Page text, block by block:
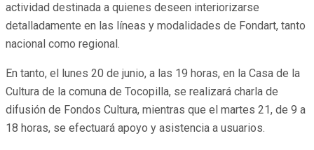
actividad destinada a quienes deseen interiorizarse
detalladamente en las líneas y modalidades de Fondart, tanto
nacional como regional.
En tanto, el lunes 20 de junio, a las 19 horas, en la Casa de la
Cultura de la comuna de Tocopilla, se realizará charla de
difusión de Fondos Cultura, mientras que el martes 21, de 9 a
18 horas, se efectuará apoyo y asistencia a usuarios.